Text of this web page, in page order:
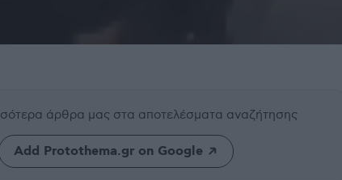
άρθρα μας στα αποτελέσματα αναζήτησης
Add Protothema.gr on Google